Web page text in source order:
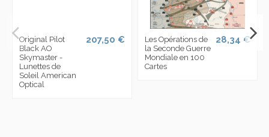
Original Pilot
Black AO
Skymaster -
Lunettes de
Soleil American
Optical
207,50 €
Les Opérations de
la Seconde Guerre
Mondiale en 100
Cartes
28,34 €